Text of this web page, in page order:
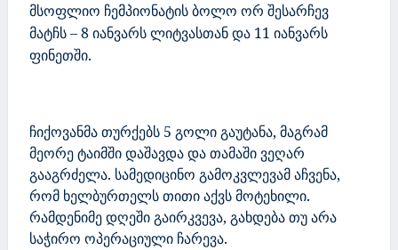
მსოფლიო ჩემპიონატის ბოლო ორ შესარჩევ
მატჩს – 8 იანვარს ლიტვასთან და 11 იანვარს
ფინეთში.
ჩიქოვანმა თურქებს 5 გოლი გაუტანა, მაგრამ
მეორე ტაიმში დაშავდა და თამაში ვეღარ
გააგრძელა. სამედიცინო გამოკვლევამ აჩვენა,
რომ ხელბურთელს თითი აქვს მოტეხილი.
რამდენიმე დღეში გაირკვევა, გახდება თუ არა
საჭირო ოპერაციული ჩარევა.